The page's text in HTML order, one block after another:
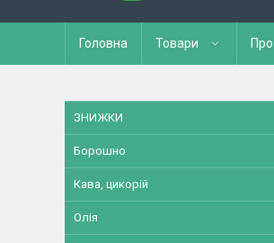
Головна Товари
ЗНИЖКИ
Борошно
Кава, цикорій
Олія